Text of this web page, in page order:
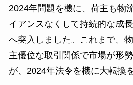
2024年問題を機に、荷主も物
イアンスなくして持続的な成
へ突入しました。これまで、
主優位な取引関係で市場が形
が、2024年法令を機に大転換